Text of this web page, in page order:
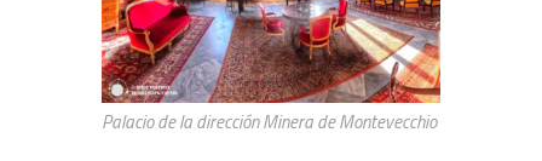
Palacio de la dirección Minera de Montevecchio